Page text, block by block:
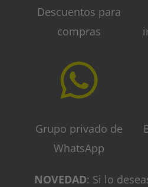
Descuentos para
compras
Grupo privado de
WhatsApp
NOVEDAD: Si lo